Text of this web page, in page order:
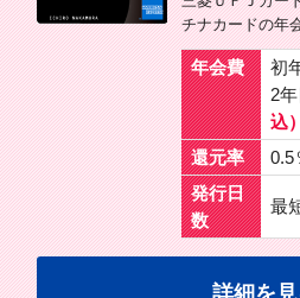
チナカードの年
年会費 初
2
込）
還元率
0.5
発行日
数
最